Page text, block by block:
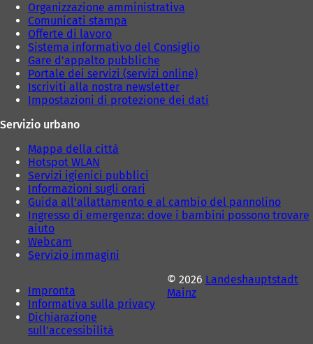
Organizzazione amministrativa
Comunicati stampa
Offerte di lavoro
Sistema informativo del Consiglio
Gare d'appalto pubbliche
Portale dei servizi (servizi online)
Iscriviti alla nostra newsletter
Impostazioni di protezione dei dati
Servizio urbano
Mappa della città
Hotspot WLAN
Servizi igienici pubblici
Informazioni sugli orari
Guida all'allattamento e al cambio del pannolino
Ingresso di emergenza: dove i bambini possono trovare
aiuto
Webcam
Servizio immagini
Impronta
Informativa sulla privacy
Dichiarazione
sull'accessibilità
© 2026 Landeshauptstadt
Mainz